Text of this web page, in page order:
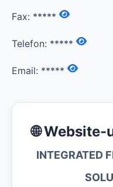
Fax: *****
Telefon: *****
Email: *****
🌐
INTEGRATED